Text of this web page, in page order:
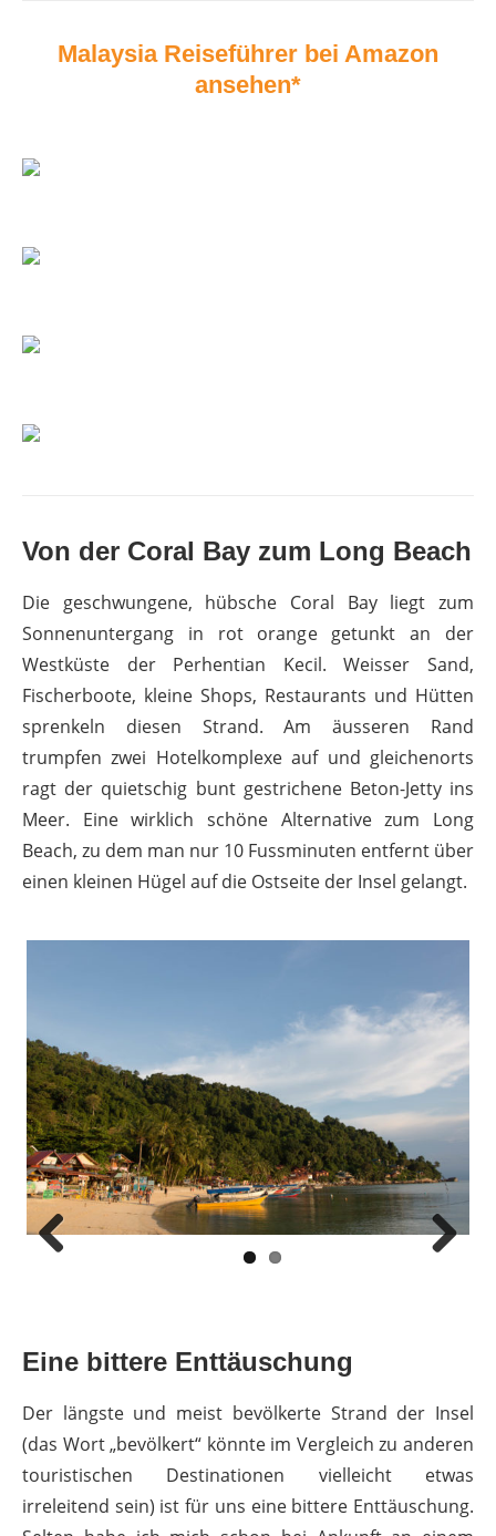
Malaysia Reiseführer bei Amazon
ansehen*
Von der Coral Bay zum Long Beach
Die geschwungene, hübsche Coral Bay liegt zum
Sonnenuntergang in rot orange getunkt an der
Westküste der Perhentian Kecil. Weisser Sand,
Fischerboote, kleine Shops, Restaurants und Hütten
sprenkeln diesen Strand. Am äusseren Rand
trumpfen zwei Hotelkomplexe auf und gleichenorts
ragt der quietschig bunt gestrichene Beton-Jetty ins
Meer. Eine wirklich schöne Alternative zum Long
Beach, zu dem man nur 10 Fussminuten entfernt über
einen kleinen Hügel auf die Ostseite der Insel gelangt.
Eine bittere Enttäuschung
Der längste und meist bevölkerte Strand der Insel
(das Wort „bevölkert“ könnte im Vergleich zu anderen
touristischen Destinationen vielleicht etwas
irreleitend sein) ist für uns eine bittere Enttäuschung.